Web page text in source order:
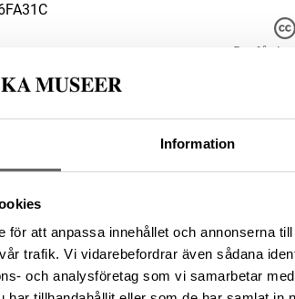
Information
för att anpassa innehållet och annonserna
trafik. Vi vidarebefordrar även sådana
och analysföretag som vi samarbetar
och licensgivare.
009F-43FD-A5ED-
enligt licensen CC0.
Du får